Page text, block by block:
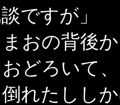
ですが」
おの背後
どろいて
れたしし